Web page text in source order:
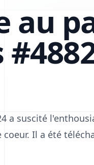
au
a suscité
Il a été